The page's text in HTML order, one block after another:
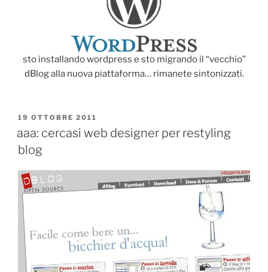
sto installando wordpress e sto migrando il “vecchio”
dBlog alla nuova piattaforma… rimanete sintonizzati.
PUBBLICATO
19 OTTOBRE 2011
aaa: cercasi web designer per restyling
blog